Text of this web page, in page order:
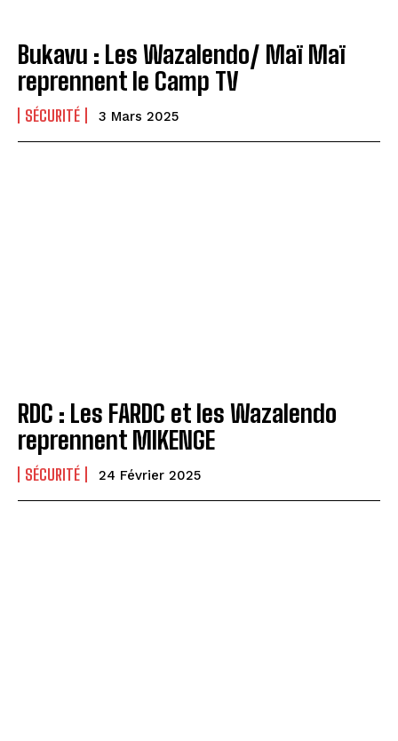
Bukavu : Les Wazalendo/ Maï Maï
reprennent le Camp TV
SÉCURITÉ 3 Mars 2025
RDC : Les FARDC et les Wazalendo
reprennent MIKENGE
SÉCURITÉ 24 Février 2025